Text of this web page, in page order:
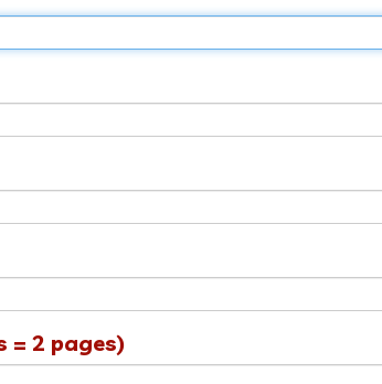
= 2 pages)